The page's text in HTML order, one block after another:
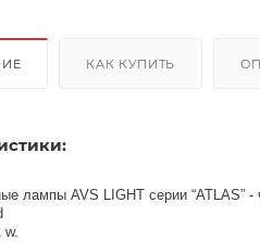
КАК КУПИТЬ
лампы AVS LIGHT серии “ATLAS”